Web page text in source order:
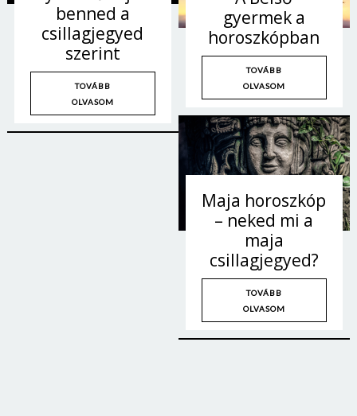
benned a
csillagjegyed
szerint
TOVÁBB
OLVASOM
gyermek a
horoszkópban
TOVÁBB
OLVASOM
Maja horoszkóp
– neked mi a
maja
csillagjegyed?
TOVÁBB
OLVASOM
Jelszó
Bejelentkezés